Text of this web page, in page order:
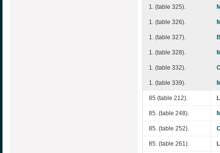
1. (table 325).
1. (table 326).
1. (table 327).
1. (table 328).
1. (table 332).
1. (table 339).
85 (table 212).
85. (table 248).
85. (table 252).
85. (table 261).